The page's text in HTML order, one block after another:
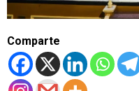
Comparte